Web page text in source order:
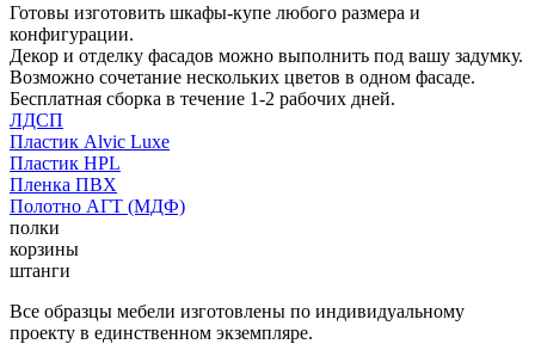
Готовы изготовить шкафы-купе любого размера и
конфигурации.
Декор и отделку фасадов можно выполнить под вашу задумку.
Возможно сочетание нескольких цветов в одном фасаде.
Бесплатная сборка в течение 1-2 рабочих дней.
ЛДСП
Пластик Alvic Luxe
Пластик HPL
Пленка ПВХ
Полотно АГТ (МДФ)
полки
корзины
штанги
Все образцы мебели изготовлены по индивидуальному
проекту в единственном экземпляре.